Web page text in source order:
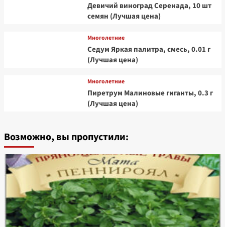
Девичий виноград Серенада, 10 шт
семян (Лучшая цена)
Многолетние
Седум Яркая палитра, смесь, 0.01 г
(Лучшая цена)
Многолетние
Пиретрум Малиновые гиганты, 0.3 г
(Лучшая цена)
Возможно, вы пропустили: